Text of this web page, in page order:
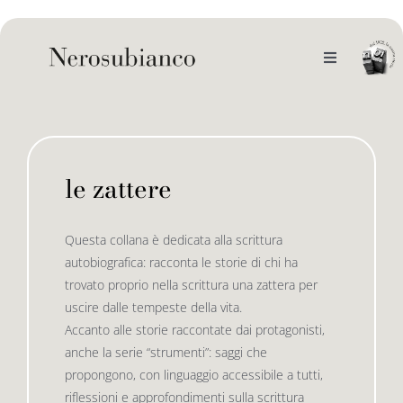
to
Toggle
il catalogo
le bandiere le bandiere in verticale
le drizze
e-book
le zattere
Questa collana è dedicata alla scrittura
autobiografica: racconta le storie di chi ha
trovato proprio nella scrittura una zattera per
uscire dalle tempeste della vita.
Accanto alle storie raccontate dai protagonisti,
anche la serie “strumenti”: saggi che
propongono, con linguaggio accessibile a tutti,
riflessioni e approfondimenti sulla scrittura